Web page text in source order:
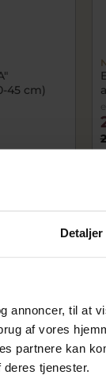
Detaljer
annoncer, til at
af vores
partnere kan
tjenester.
45 cm)